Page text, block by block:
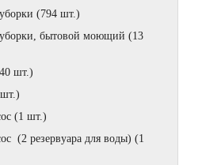
(794 шт.)
бытовой моющий (13
шт.)
(1 шт.)
(2 резервуара для воды) (1